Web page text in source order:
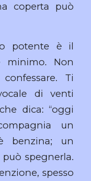
coperta può
potente è il
minimo. Non
Ti
di venti
dica: “oggi
un
benzina; un
spegnerla.
spesso